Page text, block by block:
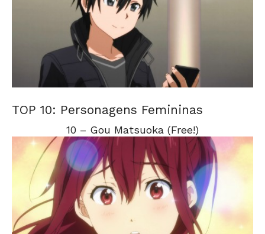
TOP 10: Personagens Femininas
10 – Gou Matsuoka (Free!)